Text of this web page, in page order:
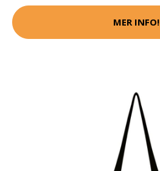
MER INFO!